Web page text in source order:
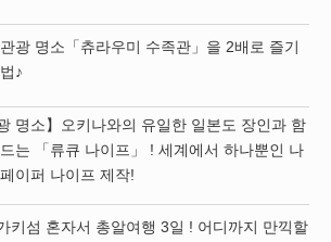
광 명소「츄라우미 수족관」을 2배로 즐기
♪
광 명소】오키나와의 유일한 일본도 장인과 함
는 「류큐 나이프」 ! 세계에서 하나뿐인 나
이퍼 나이프 제작!
키섬 혼자서 총알여행 3일 ! 어디까지 만끽할